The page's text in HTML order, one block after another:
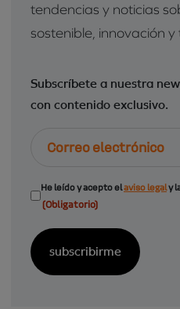
tendencias y noticias
sostenible, innovación y
Subscríbete a nuestra
con contenido exclusivo.
Consentimiento
(Obligatorio)
He leído y acepto elaviso legaly
(Obligatorio)